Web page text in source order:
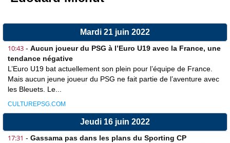
Mardi 21 juin 2022
10:43 - Aucun joueur du PSG à l’Euro U19 avec la France, une
tendance négative
L’Euro U19 bat actuellement son plein pour l’équipe de France.
Mais aucun jeune joueur du PSG ne fait partie de l’aventure avec
les Bleuets. Le...
CULTUREPSG.COM
Jeudi 16 juin 2022
17:31 - Gassama pas dans les plans du Sporting CP